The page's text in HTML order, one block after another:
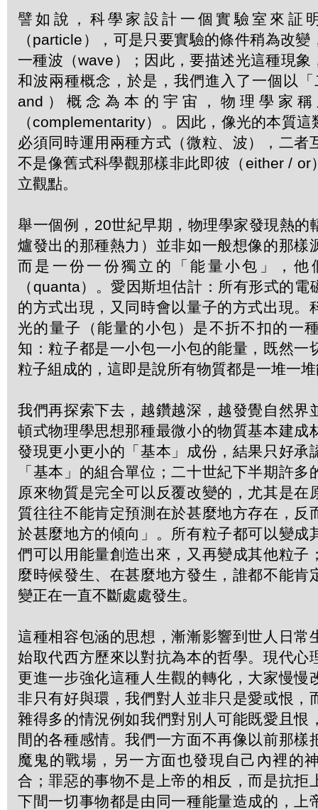
譬如說，科學家設計一個實驗室來証
（particle），可是只要實驗的條件稍為改
一種波（wave）；因此，要描述光這種現象
和波兩種概念，於是，我們進入了一個以
and）概念為本的宇宙，物理學家
（complementarity）。因此，像光的本質
必須同時運用兩種方式（微粒、波），二者
不是像舊式科學觀那樣非此即彼（either / or
立觀點。
舉一個例，20世紀早期，物理學家發現熱的
爐發出的那種熱力）並非如一般想像的那樣
而是一份一份獨立的「能量小包」，他
（quanta）。愛因斯坦估計：所有形式的電
的方式出現，又同時會以量子的方式出現。
光的量子（能量的小包）是不折不扣的一
知：粒子都是一小包一小包的能量，既然一
粒子組成的，這即是說所有物質都是一堆一
我們再探索下去，越鑽越深，越發覺自然界
頓式物理學思想那種最微小的物質基本建成
發現更小更小的「基本」成份，結果只好承
「基本」的組合單位；二十世紀下半期許多
原來物質是完全可以反覆改變的，尤其是在
質往往不能肯定預測在於甚麼地方存在，反
於甚麼地方的傾向」。所有粒子都可以變成
們可以用能量創造出來，又再變成其他粒子
麼時候發生、在甚麼地方發生，誰都不能肯
變正在一直不斷處處發生。
這種相容包涵的思想，漸漸影響到世人日常
始取代西方歷來以對抗為本的哲學。現代心
更進一步強化這種人生觀的轉化，大家慢慢
非只有好與環，我們對人並非只是愛或恨，
雜得多的情況例如我們對別人可能既愛且恨
間的各種感情。我們一方面不再像以前那樣
魔鬼的戰場，另一方面也發現自己內裡的
合；罪惡的事物不是上帝的相反，而是抗拒
下間一切事物都是由同一種能量造成的，上